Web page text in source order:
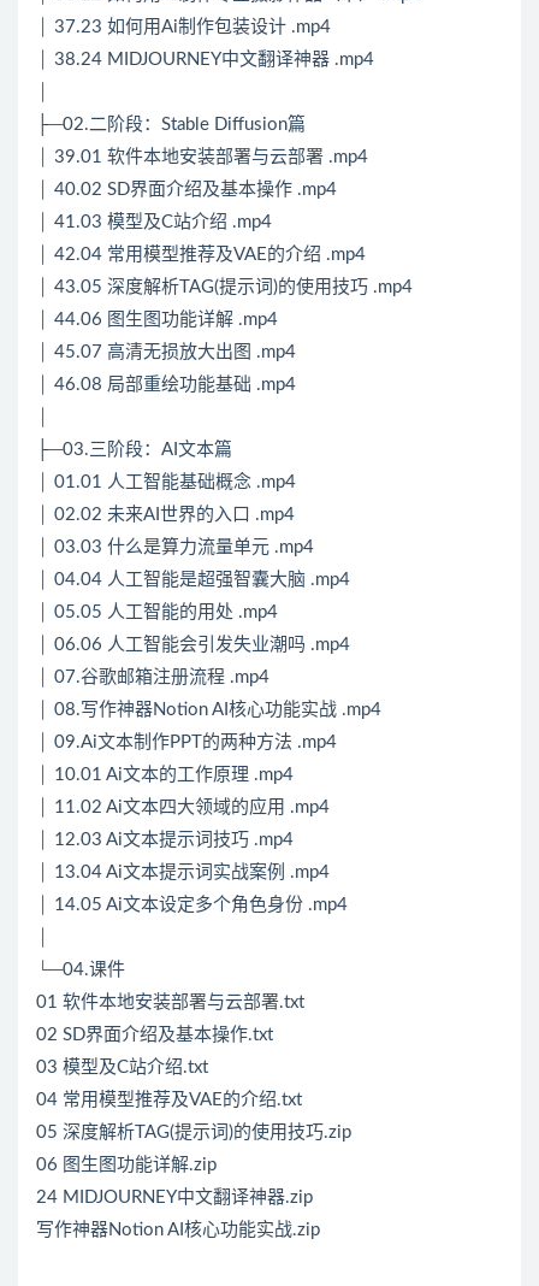
│ 37.23 如何用Ai制作包装设计 .mp4
│ 38.24 MIDJOURNEY中文翻译神器 .mp4
├─02.二阶段：Stable Diffusion篇
│ 39.01 软件本地安装部署与云部署 .mp4
│ 40.02 SD界面介绍及基本操作 .mp4
│ 41.03 模型及C站介绍 .mp4
│ 42.04 常用模型推荐及VAE的介绍 .mp4
│ 43.05 深度解析TAG(提示词)的使用技巧 .mp4
│ 44.06 图生图功能详解 .mp4
│ 45.07 高清无损放大出图 .mp4
│ 46.08 局部重绘功能基础 .mp4
├─03.三阶段：AI文本篇
│ 01.01 人工智能基础概念 .mp4
│ 02.02 未来AI世界的入口 .mp4
│ 03.03 什么是算力流量单元 .mp4
│ 04.04 人工智能是超强智囊大脑 .mp4
│ 05.05 人工智能的用处 .mp4
│ 06.06 人工智能会引发失业潮吗 .mp4
│ 07.谷歌邮箱注册流程 .mp4
│ 08.写作神器Notion AI核心功能实战 .mp4
│ 09.Ai文本制作PPT的两种方法 .mp4
│ 10.01 Ai文本的工作原理 .mp4
│ 11.02 Ai文本四大领域的应用 .mp4
│ 12.03 Ai文本提示词技巧 .mp4
│ 13.04 Ai文本提示词实战案例 .mp4
│ 14.05 Ai文本设定多个角色身份 .mp4
└─04.课件
01 软件本地安装部署与云部署.txt
02 SD界面介绍及基本操作.txt
03 模型及C站介绍.txt
04 常用模型推荐及VAE的介绍.txt
05 深度解析TAG(提示词)的使用技巧.zip
06 图生图功能详解.zip
24 MIDJOURNEY中文翻译神器.zip
写作神器Notion AI核心功能实战.zip